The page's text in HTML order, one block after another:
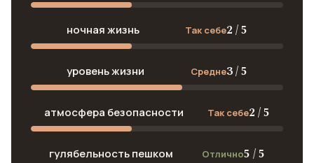
ночная жизнь Так себе2 / 5
уровень жизни Средне3 / 5
атмосфера безопасности Так себе2 / 5
гулябельность пешком Отлично5 / 5